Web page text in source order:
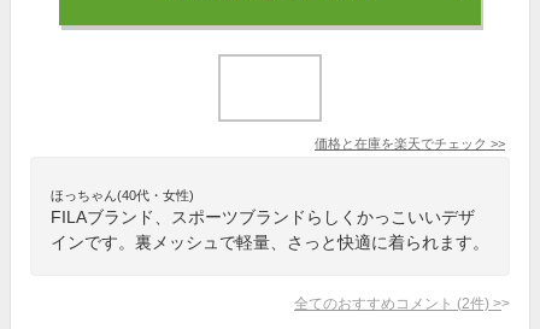
価格と在庫を楽天でチェック >>
ほっちゃん(40代・女性)
FILAブランド、スポーツブランドらしくかっこいいデザ
インです。裏メッシュで軽量、さっと快適に着られます。
全てのおすすめコメント (2件) >